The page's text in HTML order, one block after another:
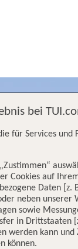
bei
für Services und
Cookies auf
Daten [z.
neben unserer
sowie
in Drittstaaten
werden kann und
können.